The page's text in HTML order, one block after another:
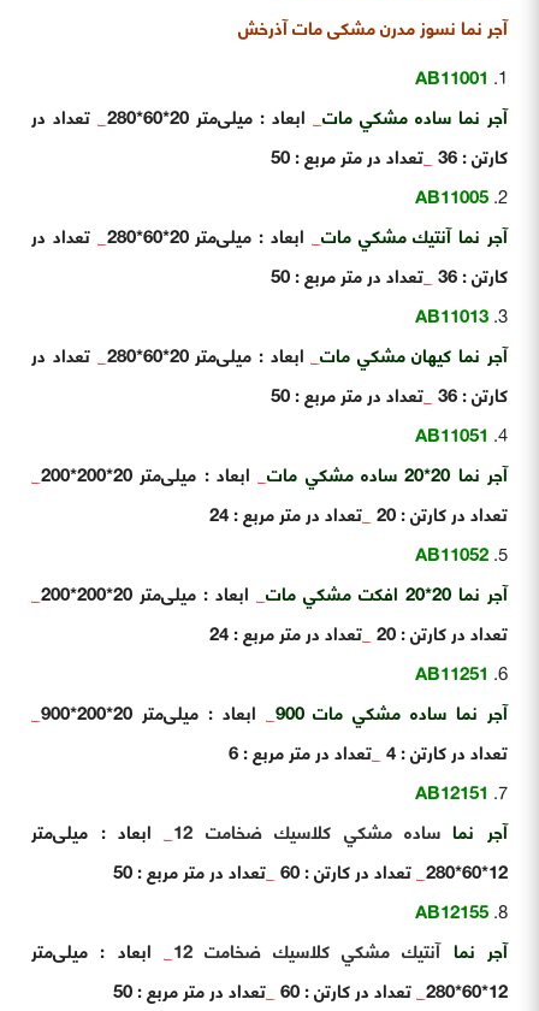
آجر نما نسوز مدرن مشکی مات آذرخش
AB11001
آجر نما ساده مشكي مات_ ابعاد : میلی‌متر 20*60*280 _تعداد در
کارتن : 36
_تعداد در متر مربع : 50
AB11005
آجر نما آنتيك مشكي مات_ ابعاد : میلی‌متر 20*60*280 _تعداد در
کارتن : 36
_تعداد در متر مربع : 50
AB11013
آجر نما كيهان مشكي مات_ابعاد : میلی‌متر 20*60*280 _تعداد در
کارتن : 36
_تعداد در متر مربع : 50
AB11051
آجر نما 20*20 ساده مشكي مات
_ابعاد : میلی‌متر 20*200*200
_
تعداد در کارتن : 20
_تعداد در متر مربع : 24
AB11052
آجر نما 20*20 افكت مشكي مات
_ابعاد : میلی‌متر 20*200*200
_
تعداد در کارتن : 20
_تعداد در متر مربع : 24
AB11251
آجر نما ساده مشكي مات 900
_ ابعاد : میلی‌متر 20*200*900
_
تعداد در کارتن : 4 _تعداد در متر مربع : 6
AB12151
آجر نما ساده مشكي كلاسيك ضخامت 12 _ابعاد : میلی‌متر
12*60*280
_تعداد در کارتن : 60 _تعداد در متر مربع : 50
AB12155
آجر نماآنتيك مشكي كلاسيك ضخامت 12 _ ابعاد : میلی‌متر
12*60*280
_تعداد در کارتن : 60 _تعداد در متر مربع : 50